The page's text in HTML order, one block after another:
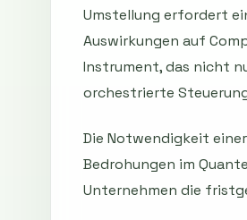
Umstellung erfordert
Auswirkungen auf
Instrument, das nicht
orchestrierte
Die Notwendigkeit
Bedrohungen im
Unternehmen die